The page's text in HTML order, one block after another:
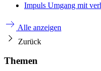
Impuls Umgang mit
Alle anzeigen
Zurück
Themen